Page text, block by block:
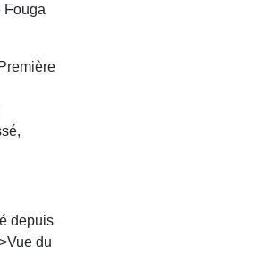
Fouga
depuis
du